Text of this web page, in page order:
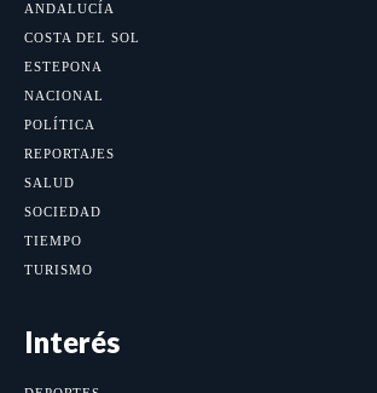
ANDALUCÍA
COSTA DEL SOL
ESTEPONA
NACIONAL
POLÍTICA
REPORTAJES
SALUD
SOCIEDAD
TIEMPO
TURISMO
Interés